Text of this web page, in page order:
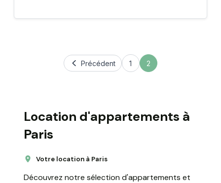
Précédent 1 2
Location d'appartements à
Paris
Votre location à Paris
Découvrez notre sélection d'appartements et